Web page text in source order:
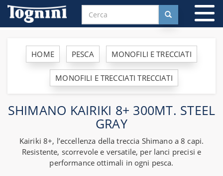
HOME PESCA MONOFILI E TRECCIATI
MONOFILI E TRECCIATI TRECCIATI
SHIMANO KAIRIKI 8+ 300MT. STEEL
GRAY
Kairiki 8+, l’eccellenza della treccia Shimano a 8 capi.
Resistente, scorrevole e versatile, per lanci precisi e
performance ottimali in ogni pesca.